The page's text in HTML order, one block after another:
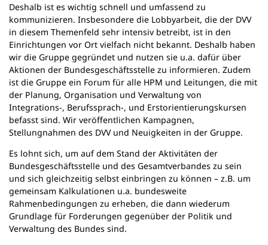
Deshalb ist es wichtig schnell und umfassend zu
kommunizieren. Insbesondere die Lobbyarbeit, die der DVV
in diesem Themenfeld sehr intensiv betreibt, ist in den
Einrichtungen vor Ort vielfach nicht bekannt. Deshalb haben
wir die Gruppe gegründet und nutzen sie u.a. dafür über
Aktionen der Bundesgeschäftsstelle zu informieren. Zudem
ist die Gruppe ein Forum für alle HPM und Leitungen, die mit
der Planung, Organisation und Verwaltung von
Integrations-, Berufssprach-, und Erstorientierungskursen
befasst sind. Wir veröffentlichen Kampagnen,
Stellungnahmen des DVV und Neuigkeiten in der Gruppe.
Es lohnt sich, um auf dem Stand der Aktivitäten der
Bundesgeschäftsstelle und des Gesamtverbandes zu sein
und sich gleichzeitig selbst einbringen zu können – z.B. um
gemeinsam Kalkulationen u.a. bundesweite
Rahmenbedingungen zu erheben, die dann wiederum
Grundlage für Forderungen gegenüber der Politik und
Verwaltung des Bundes sind.